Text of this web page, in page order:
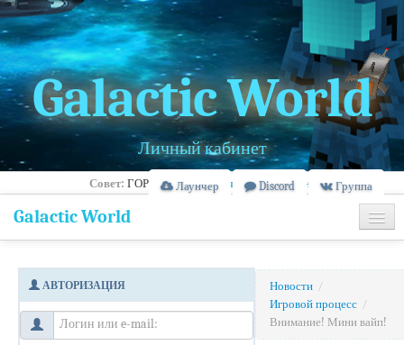
Galactic World
Личный кабинет
Лаунчер Discord Группа
Совет: ГОРОД - Правила, очередь и рейтинг
Galactic World
Информация
Банлист
АВТОРИЗАЦИЯ Новости /
Игровой процесс /
Внимание! Мини вайп!